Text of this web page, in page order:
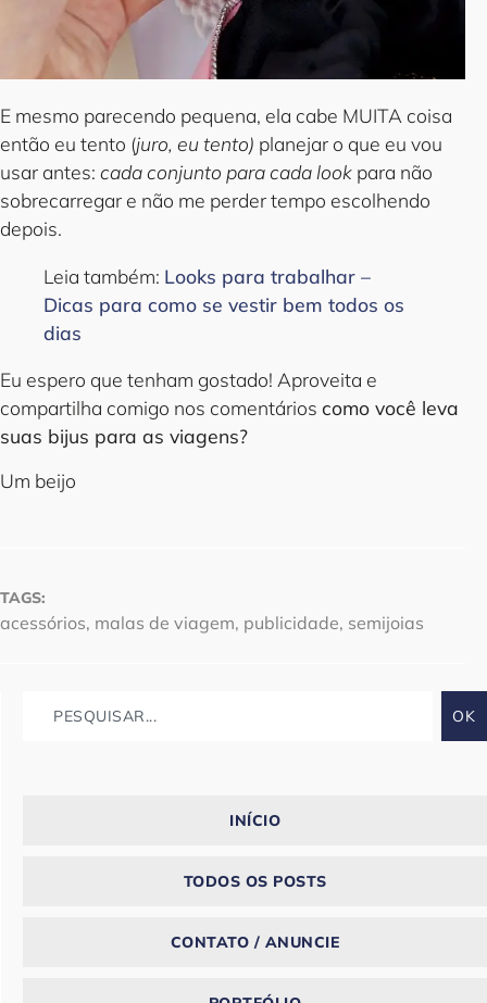
E mesmo parecendo pequena, ela cabe MUITA coisa
então eu tento (juro, eu tento) planejar o que eu vou
usar antes: cada conjunto para cada look para não
sobrecarregar e não me perder tempo escolhendo
depois.
Leia também: Looks para trabalhar –
Dicas para como se vestir bem todos os
dias
Eu espero que tenham gostado! Aproveita e
compartilha comigo nos comentários como você leva
suas bijus para as viagens?
Um beijo
TAGS:
acessórios, malas de viagem, publicidade, semijoias
OK
INÍCIO
TODOS OS POSTS
CONTATO / ANUNCIE